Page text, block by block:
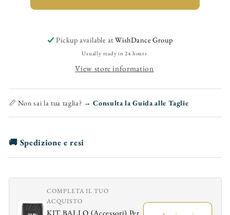
(895)
Latin
Flex
Lace-
Shoe
for
Latin
Model
Beige
Leopard
(895)
Latin
Flex
Lace-
Shoe
for
Latin
Model
Leopard
Pickup available atWishDance Group
Usually ready in 24 hours
View store information
📏 Non sai la tua taglia? →Consulta la Guida alle Taglie
🚚 Spedizione e resi
COMPLETA IL TUO
ACQUISTO
KIT BALLO (Accessori) Per